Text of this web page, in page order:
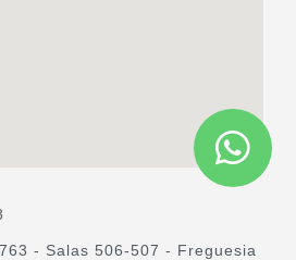
- Salas 506-507 - Freguesia